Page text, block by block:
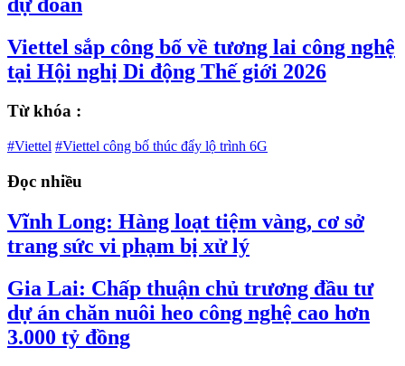
Viettel sắp công bố về tương lai công nghệ
tại Hội nghị Di động Thế giới 2026
Từ khóa :
#Viettel #Viettel công bố thúc đẩy lộ trình 6G
Đọc nhiều
Vĩnh Long: Hàng loạt tiệm vàng, cơ sở
trang sức vi phạm bị xử lý
Gia Lai: Chấp thuận chủ trương đầu tư
dự án chăn nuôi heo công nghệ cao hơn
3.000 tỷ đồng